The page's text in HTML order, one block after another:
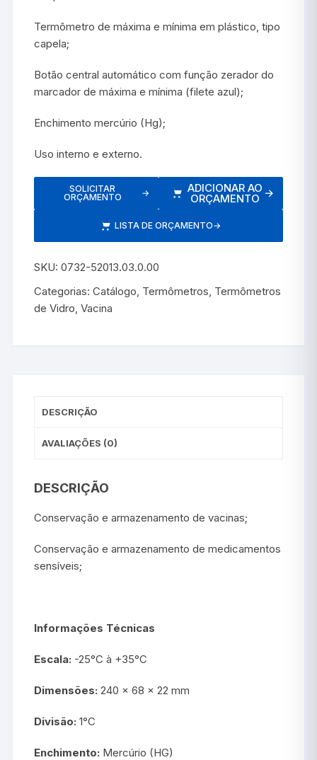
Termômetro de máxima e mínima em plástico, tipo
capela;
Botão central automático com função zerador do
marcador de máxima e mínima (filete azul);
Enchimento mercúrio (Hg);
Uso interno e externo.
SOLICITAR
ORÇAMENTO
→ ADICIONAR AO
ORÇAMENTO →
LISTA DE ORÇAMENTO→
SKU:0732-52013.03.0.00
Categorias:Catálogo Termômetros Termômetros
de Vidro ,Vacina
DESCRIÇÃO
AVALIAÇÕES (0)
DESCRIÇÃO
Conservação e armazenamento de vacinas;
Conservação e armazenamento de medicamentos
sensíveis;
Informações Técnicas
Escala: -25°C à +35°C
Dimensões: 240 x 68 x 22 mm
Divisão: 1°C
Enchimento: Mercúrio (HG)